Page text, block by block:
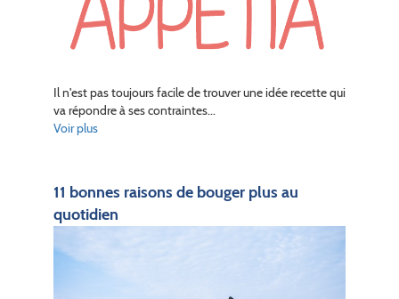
Il n'est pas toujours facile de trouver une idée recette qui
va répondre à ses contraintes...
Voir plus
11 bonnes raisons de bouger plus au
quotidien